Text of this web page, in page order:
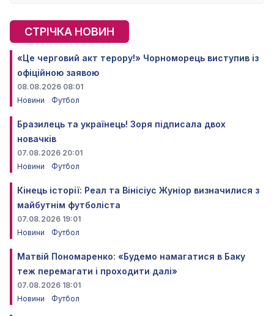
СТРІЧКА НОВИН
«Це черговий акт терору!» Чорноморець виступив із
офіційною заявою
08.08.2026 08:01
Новини
Футбол
Бразилець та українець! Зоря підписала двох
новачків
07.08.2026 20:01
Новини
Футбол
Кінець історії: Реал та Вінісіус Жуніор визначилися з
майбутнім футболіста
07.08.2026 19:01
Новини
Футбол
Матвій Пономаренко: «Будемо намагатися в Баку
теж перемагати і проходити далі»
07.08.2026 18:01
Новини
Футбол